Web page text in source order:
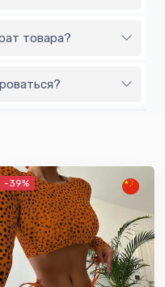
товара?
-39%